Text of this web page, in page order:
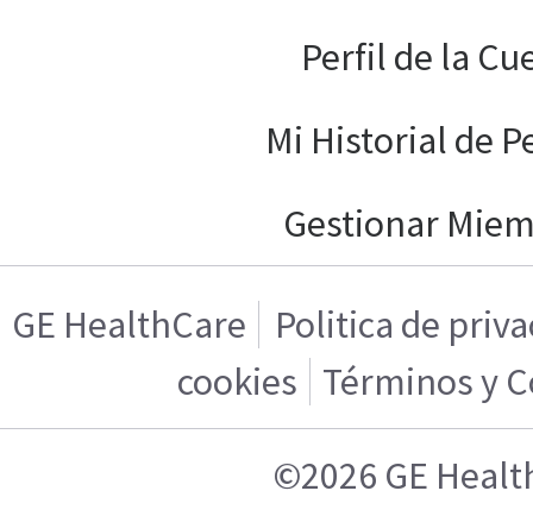
Perfil de la
Mi Historial de
Gestionar
GE HealthCare
Politica de
cookies Términos y
©2026 GE